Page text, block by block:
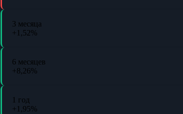
3 месяца
+1,52%
6 месяцев
+8,26%
1 год
+1,95%